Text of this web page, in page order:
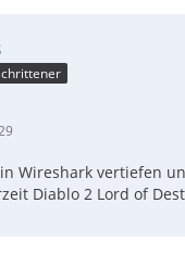
Wireshark vertiefen
Diablo 2 Lord of